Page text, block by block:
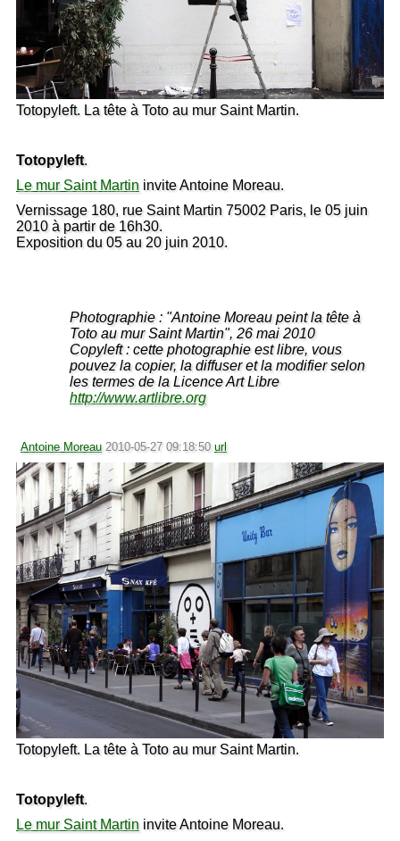
Totopyleft. La tête à Toto au mur Saint Martin.
Totopyleft.
Le mur Saint Martin invite Antoine Moreau.
Vernissage 180, rue Saint Martin 75002 Paris, le 05 juin
2010 à partir de 16h30.
Exposition du 05 au 20 juin 2010.
Photographie : "Antoine Moreau peint la tête à
Toto au mur Saint Martin", 26 mai 2010
Copyleft : cette photographie est libre, vous
pouvez la copier, la diffuser et la modifier selon
les termes de la Licence Art Libre
http://www.artlibre.org
Antoine Moreau 2010-05-27 09:18:50 url
Totopyleft. La tête à Toto au mur Saint Martin.
Totopyleft.
Le mur Saint Martin invite Antoine Moreau.